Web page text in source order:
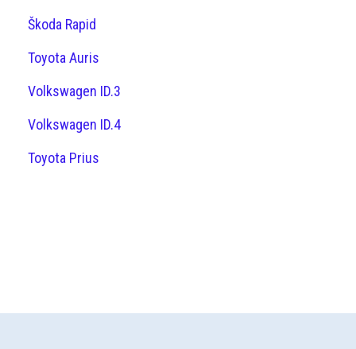
Škoda Rapid
Toyota Auris
Volkswagen ID.3
Volkswagen ID.4
Toyota Prius